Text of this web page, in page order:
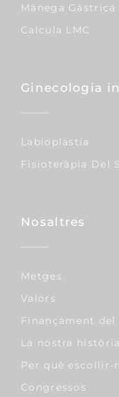
Mànega Gàstrica
Calcula LMC
Ginecologia
Labioplàstia
Fisioteràpia Del
Nosaltres
Metges
Valors
Finançament
La nostra història
Per què escollir-
Congressos